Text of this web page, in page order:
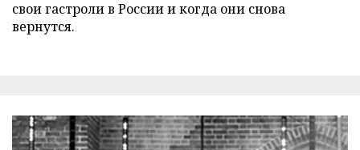
свои гастроли в России и когда они снова
вернутся.